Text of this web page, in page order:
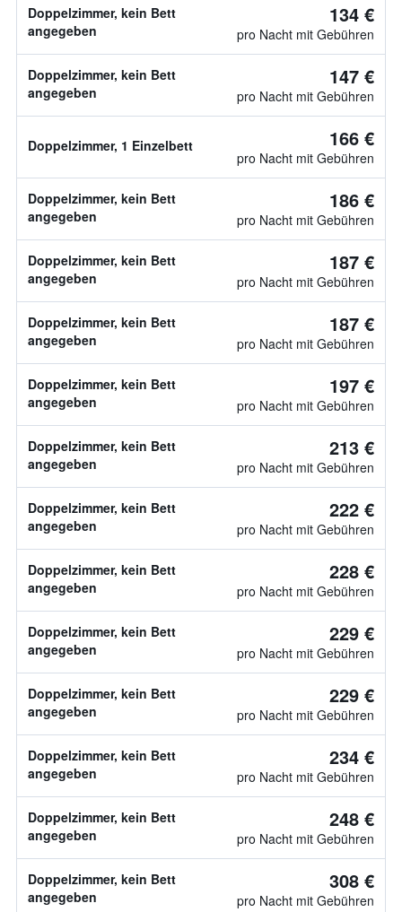
Doppelzimmer, kein Bett
angegeben
134 €
pro Nacht mit Gebühren
Doppelzimmer, kein Bett
angegeben
147 €
pro Nacht mit Gebühren
Doppelzimmer, 1 Einzelbett 166 €
pro Nacht mit Gebühren
Doppelzimmer, kein Bett
angegeben
186 €
pro Nacht mit Gebühren
Doppelzimmer, kein Bett
angegeben
187 €
pro Nacht mit Gebühren
Doppelzimmer, kein Bett
angegeben
187 €
pro Nacht mit Gebühren
Doppelzimmer, kein Bett
angegeben
197 €
pro Nacht mit Gebühren
Doppelzimmer, kein Bett
angegeben
213 €
pro Nacht mit Gebühren
Doppelzimmer, kein Bett
angegeben
222 €
pro Nacht mit Gebühren
Doppelzimmer, kein Bett
angegeben
228 €
pro Nacht mit Gebühren
Doppelzimmer, kein Bett
angegeben
229 €
pro Nacht mit Gebühren
Doppelzimmer, kein Bett
angegeben
229 €
pro Nacht mit Gebühren
Doppelzimmer, kein Bett
angegeben
234 €
pro Nacht mit Gebühren
Doppelzimmer, kein Bett
angegeben
248 €
pro Nacht mit Gebühren
Doppelzimmer, kein Bett
angegeben
308 €
pro Nacht mit Gebühren